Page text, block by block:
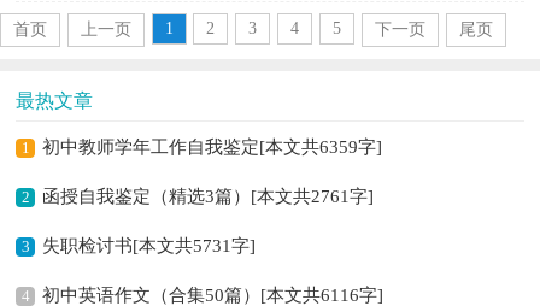
首页 上一页 1 2 3 4 5 下一页 尾页
最热文章
1 初中教师学年工作自我鉴定[本文共6359字]
2 函授自我鉴定（精选3篇）[本文共2761字]
3 失职检讨书[本文共5731字]
4 初中英语作文（合集50篇）[本文共6116字]